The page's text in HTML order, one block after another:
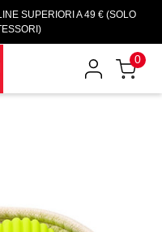
SUPERIORI A 49 € (SOLO
0